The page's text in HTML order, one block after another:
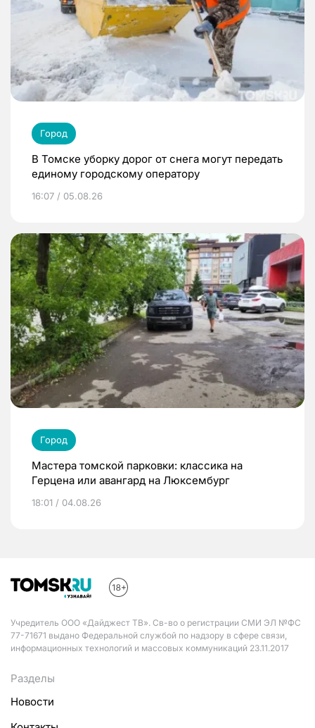
Город
В Томске уборку дорог от снега могут передать
единому городскому оператору
16:07 / 05.08.26
Город
Мастера томской парковки: классика на
Герцена или авангард на Люксембург
18:01 / 04.08.26
Учредитель ООО «Дайджест ТВ». Св-во о регистрации СМИ ЭЛ №ФС
77-71671 выдано Федеральной службой по надзору в сфере связи,
информационных технологий и массовых коммуникаций 23.11.2017
Разделы
Новости